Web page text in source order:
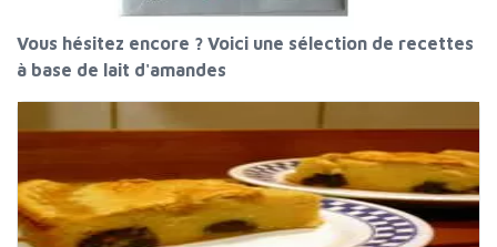
Vous hésitez encore ? Voici une sélection de recettes
à base de lait d'amandes